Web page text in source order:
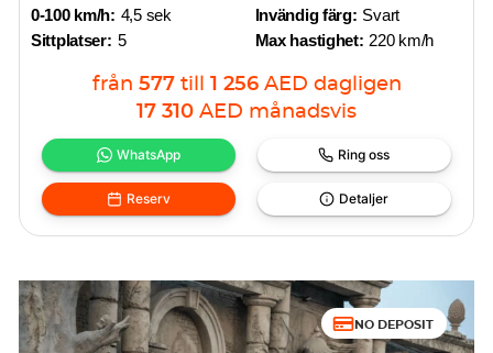
0-100 km/h: 4,5 sek
Sittplatser: 5
Invändig färg: Svart
Max hastighet: 220 km/h
från 577 till 1 256 AED dagligen
17 310 AED månadsvis
WhatsApp Ring oss
Reserv Detaljer
NO DEPOSIT